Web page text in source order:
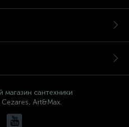
сантехники
Cezares, Art&Max.